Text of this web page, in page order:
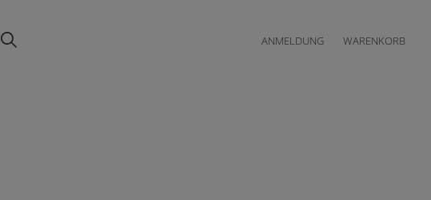
ANMELDUNG WARENKORB